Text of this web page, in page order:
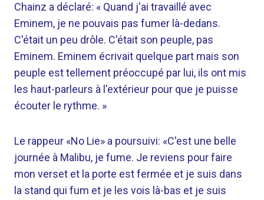
Chainz a déclaré: « Quand j'ai travaillé avec
Eminem, je ne pouvais pas fumer là-dedans.
C'était un peu drôle. C'était son peuple, pas
Eminem. Eminem écrivait quelque part mais son
peuple est tellement préoccupé par lui, ils ont mis
les haut-parleurs à l'extérieur pour que je puisse
écouter le rythme. »
Le rappeur «No Lie» a poursuivi: «C'est une belle
journée à Malibu, je fume. Je reviens pour faire
mon verset et la porte est fermée et je suis dans
la stand qui fum et je les vois là-bas et je suis